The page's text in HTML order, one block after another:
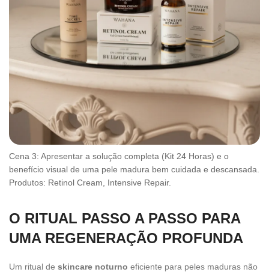
Cena 3: Apresentar a solução completa (Kit 24 Horas) e o
benefício visual de uma pele madura bem cuidada e descansada.
Produtos: Retinol Cream, Intensive Repair.
O RITUAL PASSO A PASSO PARA
UMA REGENERAÇÃO PROFUNDA
Um ritual de skincare noturno eficiente para peles maduras não